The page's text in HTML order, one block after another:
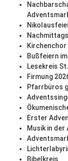
Kirchenchor
Bußfeiern
Lesekreis
Firmung
Pfarrbüros
Erster
Musik in
Bibelkreis